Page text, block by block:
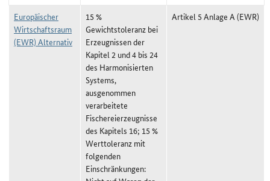
Europäischer
Wirtschaftsraum
(EWR) Alternativ
15 %
Gewichtstoleranz bei
Erzeugnissen der
Kapitel 2 und 4 bis 24
des Harmonisierten
Systems,
ausgenommen
verarbeitete
Fischereierzeugnisse
des Kapitels 16; 15 %
Werttoleranz mit
folgenden
Einschränkungen:
Artikel 5 Anlage A (EWR)